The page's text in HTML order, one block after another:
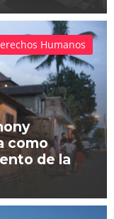
como
de la
Humanos